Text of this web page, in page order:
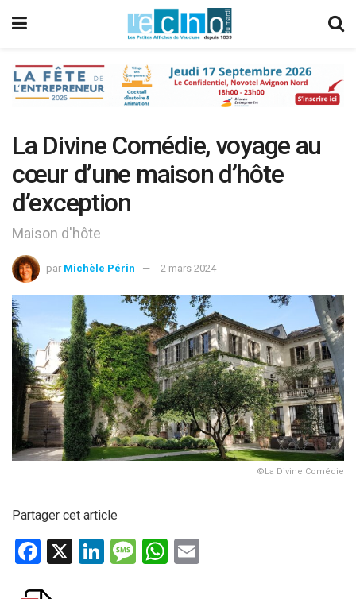
La Divine Comédie, voyage au
cœur d’une maison d’hôte
d’exception
Maison d'hôte
par Michèle Périn 2 mars 2024
©La Divine Comédie
Partager cet article
F
X
Li
M W